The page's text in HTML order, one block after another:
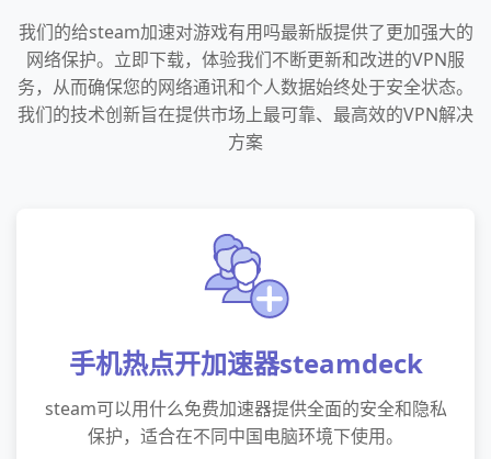
我们的给steam加速对游戏有用吗最新版提供了更加强大的
网络保护。立即下载，体验我们不断更新和改进的VPN服
务，从而确保您的网络通讯和个人数据始终处于安全状态。
我们的技术创新旨在提供市场上最可靠、最高效的VPN解决
方案
手机热点开加速器steamdeck
steam可以用什么免费加速器提供全面的安全和隐私
保护，适合在不同中国电脑环境下使用。